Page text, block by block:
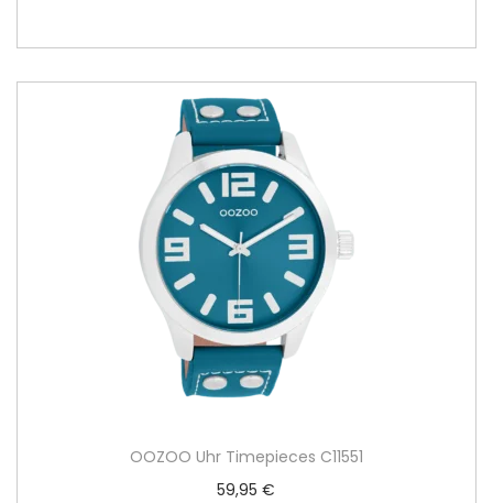
OOZOO Uhr Timepieces C11551
59,95€